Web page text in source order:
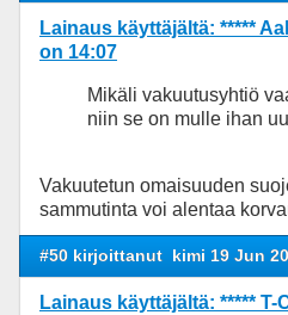
Lainaus käyttäjältä: *****
on 14:07
Mikäli vakuutusyhtiö
niin se on mulle ihan
Vakuutetun omaisuuden
sammutinta voi alentaa
#50 kirjoittanut kimi 19 Jun
Lainaus käyttäjältä: *****